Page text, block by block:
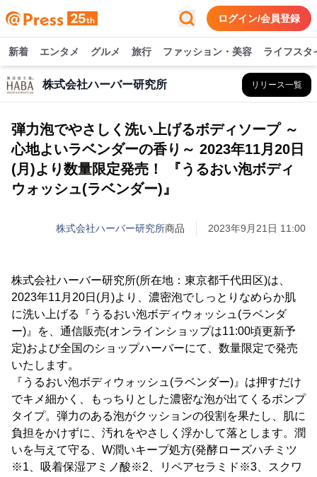
ログイン/会員登録
新着 エンタメ グルメ 旅行 ファッション・美容 ライフスタ
株式会社ハーバー研究所 リリース一覧
弾力泡でやさしく洗い上げるボディソープ ～
心地よいラベンダーの香り～ 2023年11月20日
(月)より数量限定発売！ 『うるおい泡ボディ
ウォッシュ(ラベンダー)』
株式会社ハーバー研究所商品 2023年9月21日 11:00
株式会社ハーバー研究所(所在地：東京都千代田区)は、
2023年11月20日(月)より、濃密泡でしっとりなめらか肌
に洗い上げる『うるおい泡ボディウォッシュ(ラベンダ
ー)』を、通信販売(オンラインショップは11:00頃更新予
定)および全国のショップハーバーにて、数量限定で発売
いたします。
『うるおい泡ボディウォッシュ(ラベンダー)』は押すだけ
でキメ細かく、もっちりとした濃密な泡が出てくるポンプ
タイプ。弾力のある泡がクッションの役割を果たし、肌に
負担をかけずに、汚れをやさしく浮かして落とします。潤
いを与えて守る、W潤いキープ処方(発酵ローズハチミツ
※1、吸着保湿アミノ酸※2、リペアセラミド※3、スクワ